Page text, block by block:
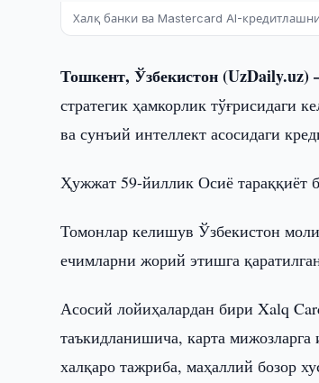
Халқ банки ва Mastercard AI-
Тошкент, Ўзбекистон
стратегик ҳамкорлик
ва сунъий интеллект асосидаги
Ҳужжат 59-йиллик Осиё тараққиёт
Томонлар келишув Ўзбекистон
ечимларни жорий этишга
Асосий лойиҳалардан бири Xalq
таъкидланишича, карта
халқаро тажриба, маҳаллий бозор